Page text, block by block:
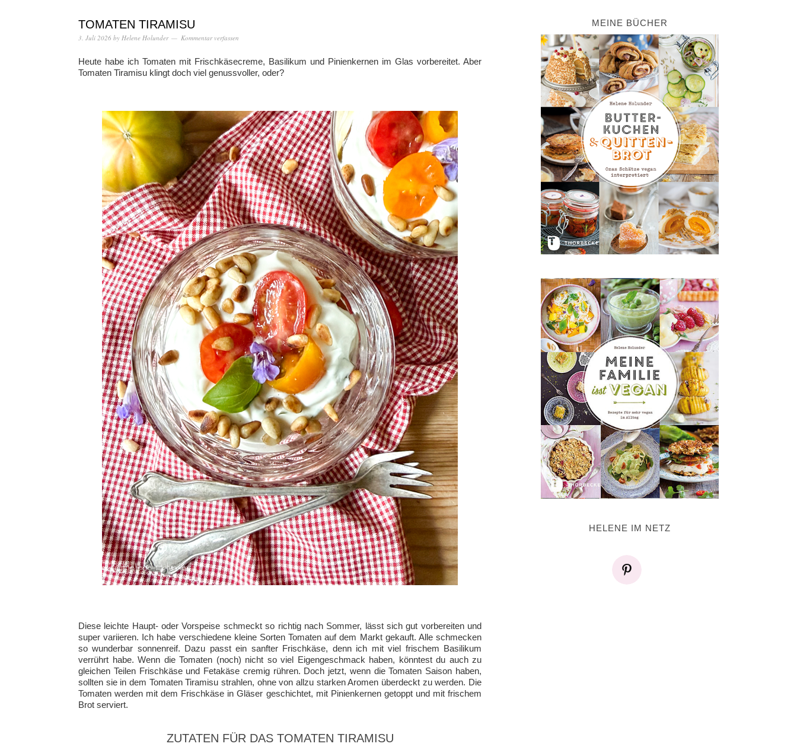
TOMATEN TIRAMISU
3. Juli 2026 by Helene Holunder Kommentar verfassen
Heute habe ich Tomaten mit Frischkäsecreme, Basilikum und Pinienkernen im Glas vorbereitet. Aber
Tomaten Tiramisu klingt doch viel genussvoller, oder?
Diese leichte Haupt- oder Vorspeise schmeckt so richtig nach Sommer, lässt sich gut vorbereiten und
super variieren. Ich habe verschiedene kleine Sorten Tomaten auf dem Markt gekauft. Alle schmecken
so wunderbar sonnenreif. Dazu passt ein sanfter Frischkäse, denn ich mit viel frischem Basilikum
verrührt habe. Wenn die Tomaten (noch) nicht so viel Eigengeschmack haben, könntest du auch zu
gleichen Teilen Frischkäse und Fetakäse cremig rühren. Doch jetzt, wenn die Tomaten Saison haben,
sollten sie in dem Tomaten Tiramisu strahlen, ohne von allzu starken Aromen überdeckt zu werden. Die
Tomaten werden mit dem Frischkäse in Gläser geschichtet, mit Pinienkernen getoppt und mit frischem
Brot serviert.
ZUTATEN FÜR DAS TOMATEN TIRAMISU
MEINE BÜCHER
HELENE IM NETZ